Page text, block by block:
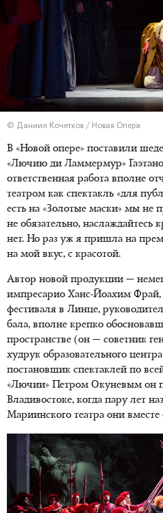
© Даниил Кочетков / Новая Опера
В «Новой опере» поставили
«Лючию ди Ламмермур»
ответственная работа вполне
театром как спектакль «для
есть на «Золотые маски» мы не
не обязательно, наслаждайтесь
нет. Но раз уж я пришла на
на мой вкус, с красотой.
Автор новой продукции —
импресарио Ханс-Йоахим Фрай,
фестиваля в Линце,
бала, вполне крепко
пространстве (он — советник
худрук образовательного
постановщик спектаклей по
«Лючии» Петром Окуневым он
Владивостоке, когда пару лет
Мариинского театра они вместе